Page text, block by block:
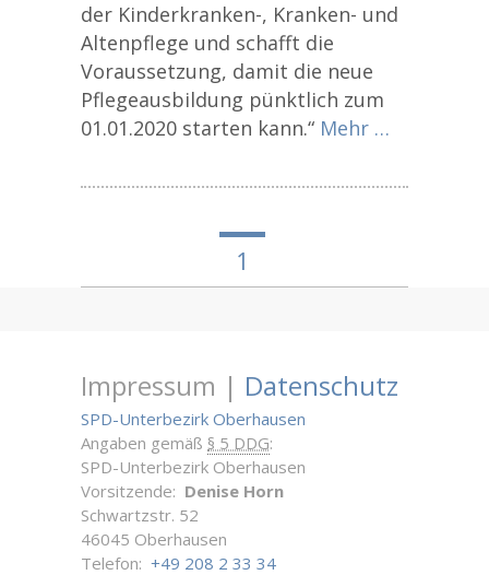
der Kinderkranken-, Kranken- und
Altenpflege und schafft die
Voraussetzung, damit die neue
Pflegeausbildung pünktlich zum
01.01.2020 starten kann.“ Mehr …
1
Impressum | Datenschutz
SPD-Unterbezirk Oberhausen
Angaben gemäß § 5 DDG:
SPD-Unterbezirk Oberhausen
Vorsitzende: Denise Horn
Schwartzstr. 52
46045 Oberhausen
Telefon: +49 208 2 33 34